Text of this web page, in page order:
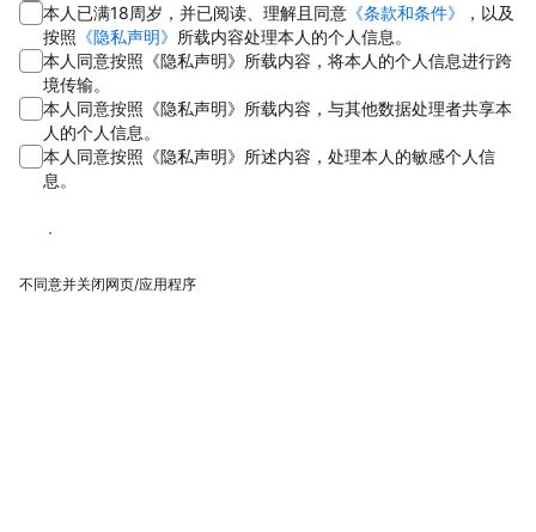
本人已满18周岁，并已阅读、理解且同意 《条款和条件》
，以及
按照 《隐私声明》 所载内容处理本人的个人信息。
本人同意按照《隐私声明》所载内容，将本人的个人信息进行跨
境传输。
本人同意按照《隐私声明》所载内容，与其他数据处理者共享本
人的个人信息。
本人同意按照《隐私声明》所述内容，处理本人的敏感个人信
息。
同意
不同意并关闭网页/应用程序